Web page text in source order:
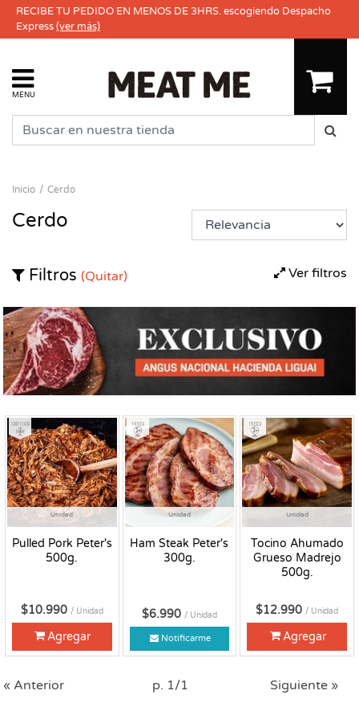
RECIBE TU PEDIDO EN MENOS DE 3HRS. escogiendo Despacho
Express(ver más)
MENU
Inicio Cerdo
Cerdo
Ver filtros
Filtros (Quitar)
Unidad
Pulled Pork Peter's
500g.
Congelado
$10.990 / Unidad
Agregar
Unidad
Ham Steak Peter's
300g.
Fresco
$6.990 / Unidad
Notificarme
Unidad
Tocino Ahumado
Grueso Madrejo
500g.
Fresco
$12.990 / Unidad
Agregar
« Anterior p. 1/1 Siguiente »